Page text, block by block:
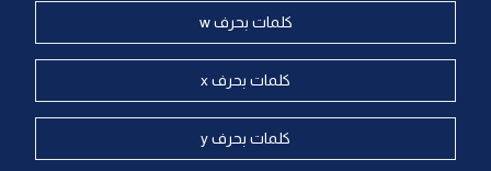
كلمات بحرف w
كلمات بحرف x
كلمات بحرف y